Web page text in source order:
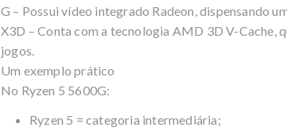
G – Possui vídeo integrado Radeon, dispensando
X3D – Conta com a tecnologia AMD 3D V-Cache,
jogos.
Um exemplo prático
No Ryzen 5 5600G:
Ryzen 5 = categoria intermediária;